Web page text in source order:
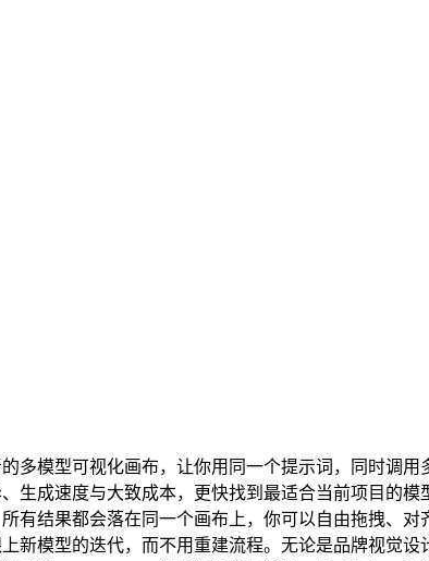
多模型可视化画布，让你用同一个提示词，同时调
生成速度与大致成本，更快找到最适合当前项目的
有结果都会落在同一个画布上，你可以自由拖拽、
新模型的迭代，而不用重建流程。无论是品牌视觉